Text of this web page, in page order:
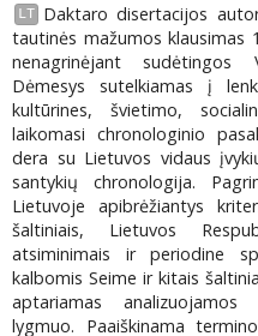
LT
Daktaro disertacijos
tautinės mažumos klausimas
nenagrinėjant sudėtingos
Dėmesys sutelkiamas į
kultūrines, švietimo,
laikomasi chronologinio
dera su Lietuvos vidaus
santykių chronologija.
Lietuvoje apibrėžiantys
šaltiniais, Lietuvos
atsiminimais ir periodine
kalbomis Seime ir kitais
aptariamas
lygmuo. Paaiškinama